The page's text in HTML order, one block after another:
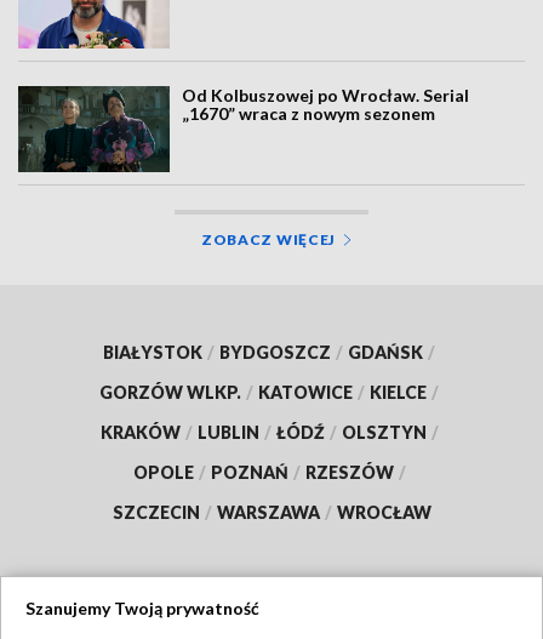
Od Kolbuszowej po Wrocław. Serial
„1670” wraca z nowym sezonem
ZOBACZ WIĘCEJ
BIAŁYSTOK / BYDGOSZCZ / GDAŃSK /
GORZÓW WLKP. / KATOWICE / KIELCE /
KRAKÓW / LUBLIN / ŁÓDŹ / OLSZTYN /
OPOLE / POZNAŃ / RZESZÓW /
SZCZECIN / WARSZAWA / WROCŁAW
Szanujemy Twoją prywatność